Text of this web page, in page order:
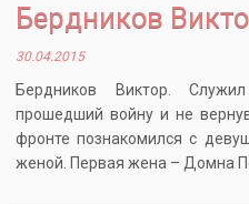
Бердников
30.04.2015
Бердников Виктор.
прошедший войну и не
фронте познакомился с
женой. Первая жена – Домна